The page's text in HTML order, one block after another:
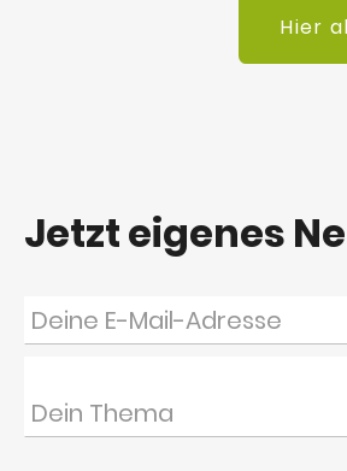
Hier
Jetzt eigenes